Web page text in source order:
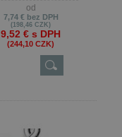
od
7,74 € bez DPH
(198,46 CZK)
9,52 € s DPH
(244,10 CZK)